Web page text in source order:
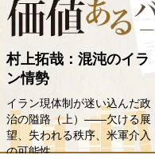
国にも理解してほしい「極東
年体制」における日米韓安
保障協力の意味
村上拓哉：混沌のイラ
ン情勢
イラン現体制が迷い込んだ政
治の隘路（上）――欠ける展
望、失われる秩序、米軍介入
の可能性